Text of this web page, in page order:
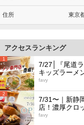
住所 東京
アクセスランキング
1
7/27│『尾道
キッズラーメ
favy
2
7/31〜｜新静
店！濃厚クロ
favy